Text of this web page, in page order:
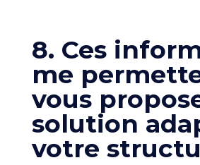
8. Ces
me
vous
solution
votre